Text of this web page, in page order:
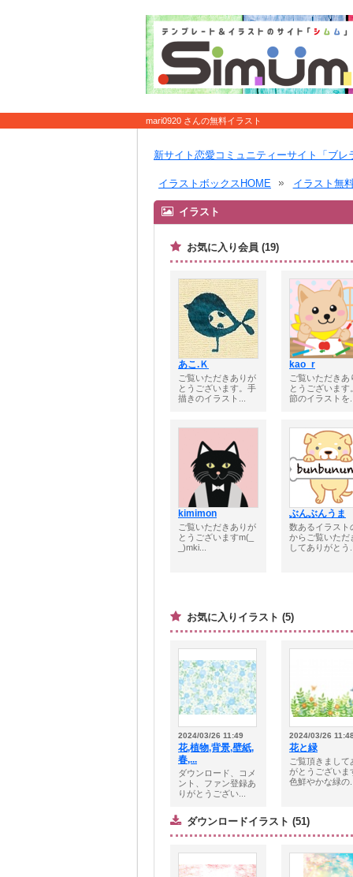
mari0920 さんの無料イラスト
新サイト恋愛コミュニティーサイト「ブレ
イラストボックスHOME イラスト無
イラスト
お気に入り会員 (19)
あこ.Ｋ
ご覧いただきありが
とうございます。手
描きのイラスト...
kao_r
ご覧いただきあ
とうございます
節のイラストを
kimimon
ご覧いただきありが
とうございますm(_
_)mki...
ぶんぶんうま
数あるイラスト
からご覧いただ
してありがとう
お気に入りイラスト (5)
2024/03/26 11:49
花,植物,背景,壁紙,
春,...
ダウンロード、コメ
ント、ファン登録あ
りがとうござい...
2024/03/26
花と緑
ご覧頂きまして
がとうございま
色鮮やかな緑の
ダウンロードイラスト (51)